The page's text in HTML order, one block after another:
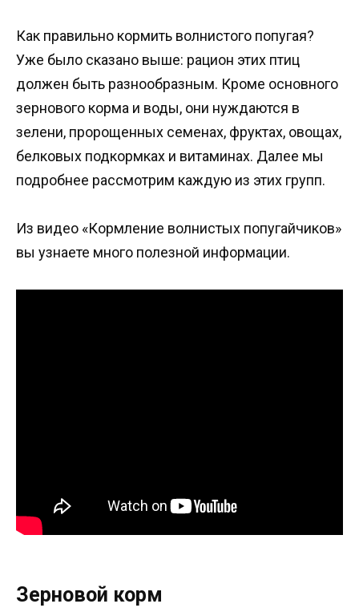
Как правильно кормить волнистого попугая?
Уже было сказано выше: рацион этих птиц
должен быть разнообразным. Кроме основного
зернового корма и воды, они нуждаются в
зелени, пророщенных семенах, фруктах, овощах,
белковых подкормках и витаминах. Далее мы
подробнее рассмотрим каждую из этих групп.
Из видео «Кормление волнистых попугайчиков»
вы узнаете много полезной информации.
Зерновой корм